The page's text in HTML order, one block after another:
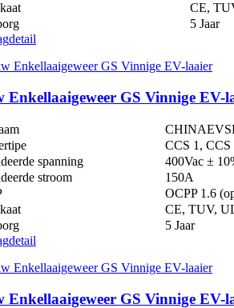
CE,
5 Jaar
detail
Enkellaaigeweer GS Vinnige EV-
CCS 1,
spanning
400Vac ±
stroom
150A
OCPP 1.6
CE, TUV,
5 Jaar
detail
Enkellaaigeweer GS Vinnige EV-